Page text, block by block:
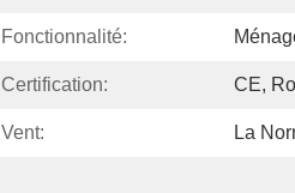
Fonctionnalité:
Certification: CE,
Vent: La